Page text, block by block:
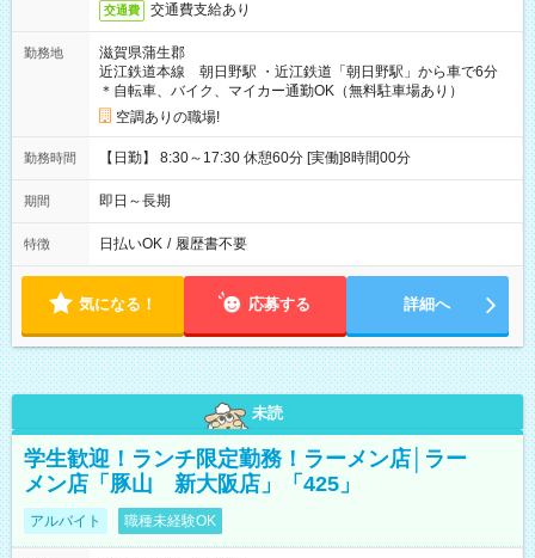
交通費 交通費支給あり
勤務地
滋賀県蒲生郡
近江鉄道本線 朝日野駅 ・近江鉄道「朝日野駅」から車で6分
＊自転車、バイク、マイカー通勤OK（無料駐車場あり）
空調ありの職場!
勤務時間 【日勤】 8:30～17:30 休憩60分 [実働]8時間00分
期間 即日～長期
特徴 日払いOK / 履歴書不要
気になる！ 応募する 詳細へ
未読
学生歓迎！ランチ限定勤務！ラーメン店│ラー
メン店「豚山 新大阪店」「425」
アルバイト 職種未経験OK